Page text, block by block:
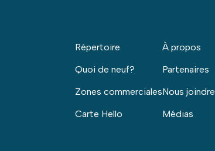
Répertoire
Quoi de neuf?
Zones commerciales
Carte Hello
À propos
Partenaires
Nous joindre
Médias